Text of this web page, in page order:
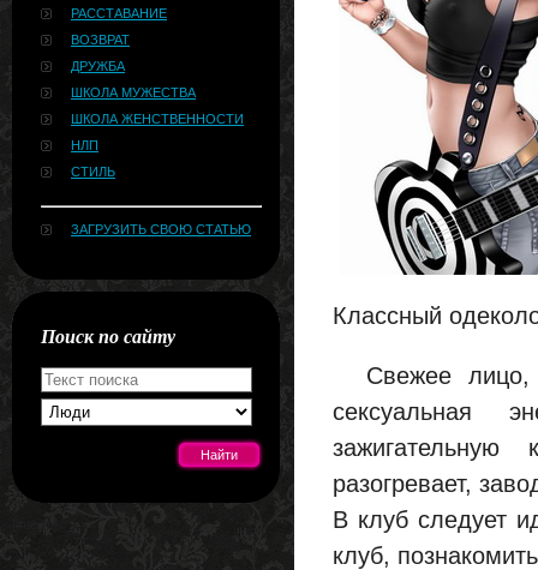
РАССТАВАНИЕ
ВОЗВРАТ
ДРУЖБА
ШКОЛА МУЖЕСТВА
ШКОЛА ЖЕНСТВЕННОСТИ
НЛП
СТИЛЬ
ЗАГРУЗИТЬ СВОЮ СТАТЬЮ
Поиск по сайту
Классный
Свежее лицо,
сексуальная
разогревает,
В клуб следует
клуб,